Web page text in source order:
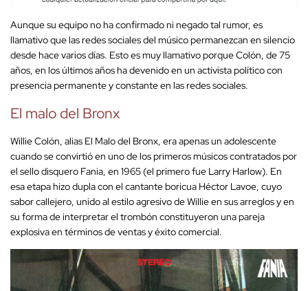
Aunque su equipo no ha confirmado ni negado tal rumor, es
llamativo que las redes sociales del músico permanezcan en silencio
desde hace varios días. Esto es muy llamativo porque Colón, de 75
años, en los últimos años ha devenido en un activista político con
presencia permanente y constante en las redes sociales.
El malo del Bronx
Willie Colón, alias El Malo del Bronx, era apenas un adolescente
cuando se convirtió en uno de los primeros músicos contratados por
el sello disquero Fania, en 1965 (el primero fue Larry Harlow). En
esa etapa hizo dupla con el cantante boricua Héctor Lavoe, cuyo
sabor callejero, unido al estilo agresivo de Willie en sus arreglos y en
su forma de interpretar el trombón constituyeron una pareja
explosiva en términos de ventas y éxito comercial.